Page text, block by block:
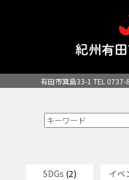
有田市箕島33-1 TEL 0737-
SDGs (2) イベ